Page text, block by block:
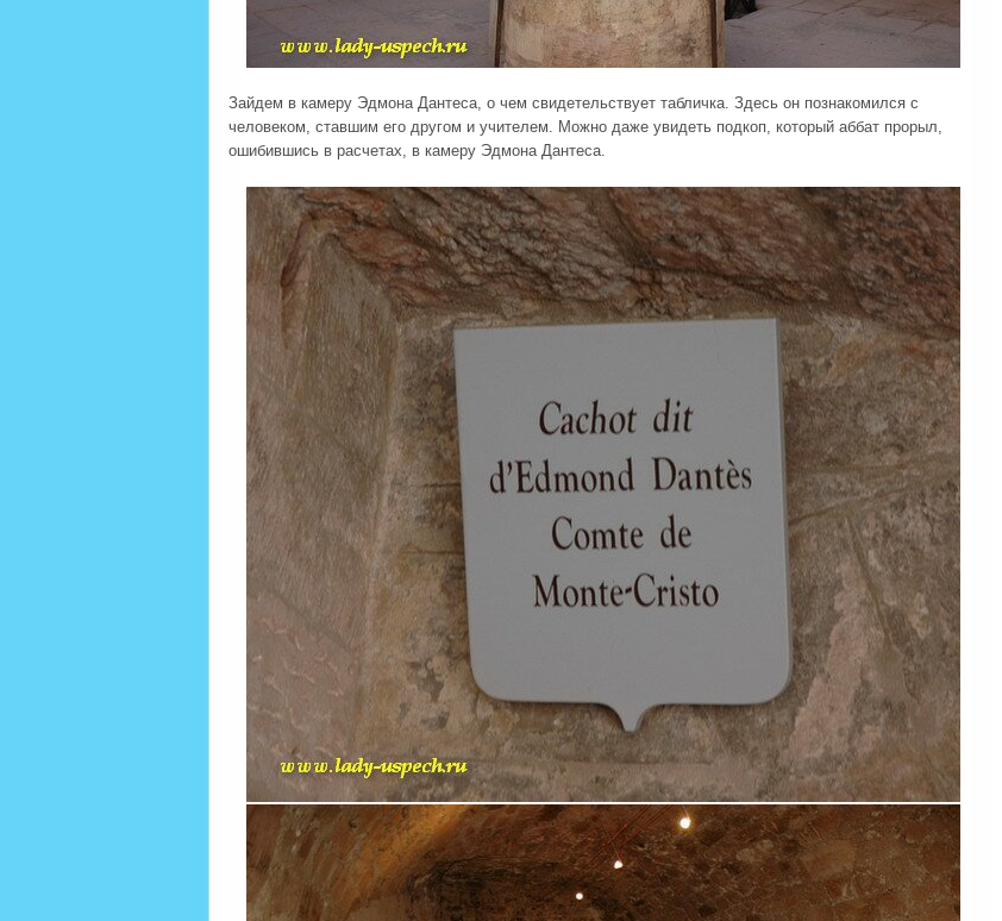
Зайдем в камеру Эдмона Дантеса, о чем свидетельствует табличка. Здесь он познакомился с
человеком, ставшим его другом и учителем. Можно даже увидеть подкоп, который аббат прорыл,
ошибившись в расчетах, в камеру Эдмона Дантеса.